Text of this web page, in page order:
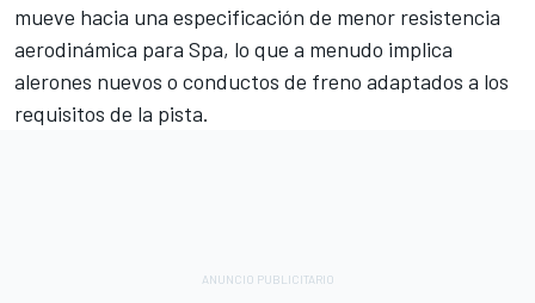
mueve hacia una especificación de menor resistencia
aerodinámica para Spa, lo que a menudo implica
alerones nuevos o conductos de freno adaptados a los
requisitos de la pista.